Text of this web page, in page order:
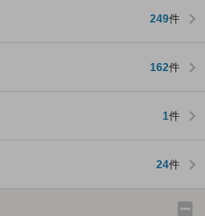
249件
162件
1件
24件